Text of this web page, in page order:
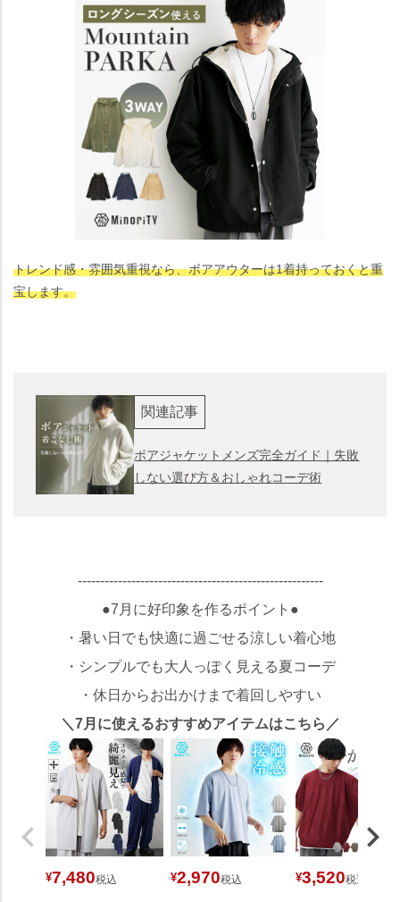
トレンド感・雰囲気重視なら、ボアアウターは1着持っておくと重
宝します。
関連記事
ボアジャケットメンズ完全ガイド｜失敗
しない選び方＆おしゃれコーデ術
-------------------------------------------------------
●7月に好印象を作るポイント●
・暑い日でも快適に過ごせる涼しい着心地
・シンプルでも大人っぽく見える夏コーデ
・休日からお出かけまで着回しやすい
＼7月に使えるおすすめアイテムはこちら／
¥7,480税込 ¥2,970税込 ¥3,520税込